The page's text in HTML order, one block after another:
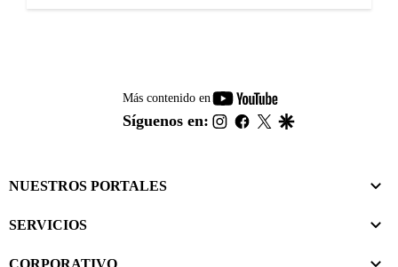
Más contenido en
youtube-
footer
Síguenos en: instagram
facebook
twitter
NUESTROS PORTALES
SERVICIOS
CORPORATIVO